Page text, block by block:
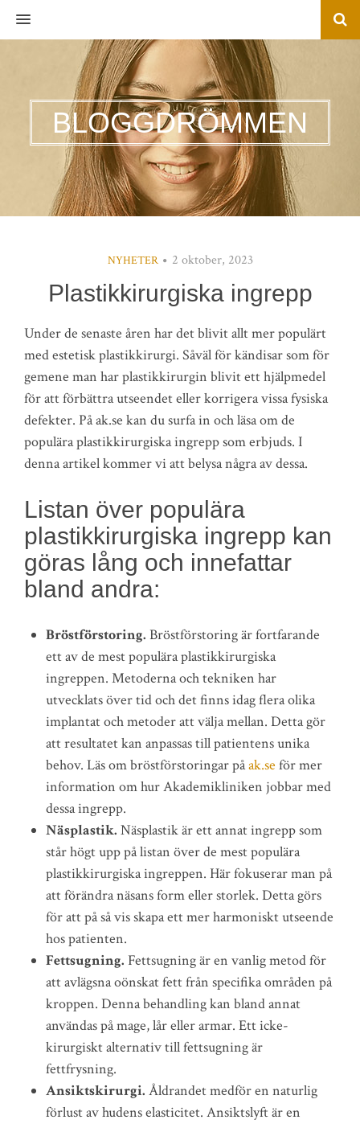
MENU
BLOGGDRÖMMEN
NYHETER 2 oktober, 2023
Plastikkirurgiska ingrepp
Under de senaste åren har det blivit allt mer populärt
med estetisk plastikkirurgi. Såväl för kändisar som för
gemene man har plastikkirurgin blivit ett hjälpmedel
för att förbättra utseendet eller korrigera vissa fysiska
defekter. På ak.se kan du surfa in och läsa om de
populära plastikkirurgiska ingrepp som erbjuds. I
denna artikel kommer vi att belysa några av dessa.
Listan över populära
plastikkirurgiska ingrepp kan
göras lång och innefattar
bland andra:
Bröstförstoring. Bröstförstoring är fortfarande
ett av de mest populära plastikkirurgiska
ingreppen. Metoderna och tekniken har
utvecklats över tid och det finns idag flera olika
implantat och metoder att välja mellan. Detta gör
att resultatet kan anpassas till patientens unika
behov. Läs om bröstförstoringar påak.se för mer
information om hur Akademikliniken jobbar med
dessa ingrepp.
Näsplastik. Näsplastik är ett annat ingrepp som
står högt upp på listan över de mest populära
plastikkirurgiska ingreppen. Här fokuserar man på
att förändra näsans form eller storlek. Detta görs
för att på så vis skapa ett mer harmoniskt utseende
hos patienten.
Fettsugning. Fettsugning är en vanlig metod för
att avlägsna oönskat fett från specifika områden på
kroppen. Denna behandling kan bland annat
användas på mage, lår eller armar. Ett icke-
kirurgiskt alternativ till fettsugning är
fettfrysning.
Ansiktskirurgi. Åldrandet medför en naturlig
förlust av hudens elasticitet. Ansiktslyft är en